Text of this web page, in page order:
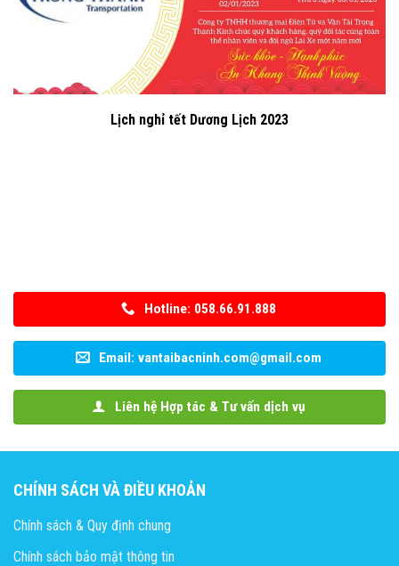
Lịch nghỉ tết Dương Lịch 2023
Hotline: 058.66.91.888
Email: vantaibacninh.com@gmail.com
Liên hệ Hợp tác & Tư vấn dịch vụ
CHÍNH SÁCH VÀ ĐIỀU KHOẢN
Chính sách & Quy định chung
Chính sách bảo mật thông tin